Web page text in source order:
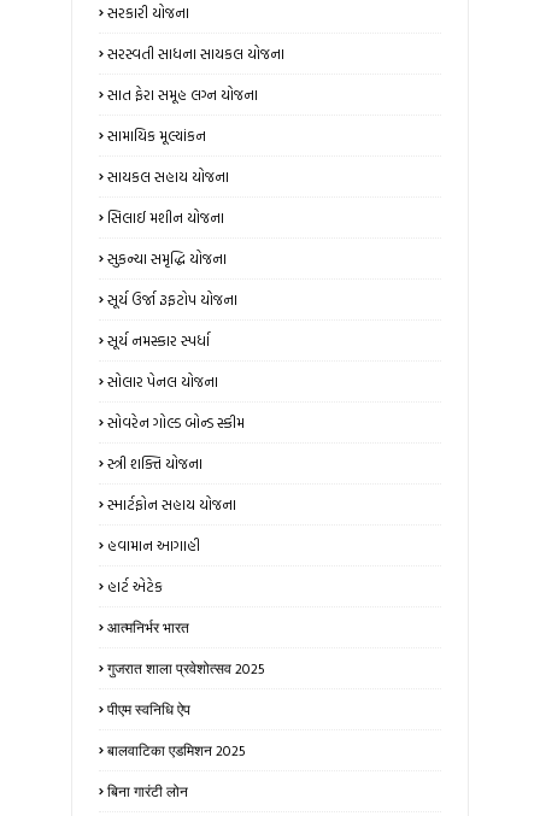
સરકારી યોજના
સરસ્વતી સાધના સાયકલ યોજના
સાત ફેરા સમૂહ લગ્ન યોજના
સામાયિક મૂલ્યાંકન
સાયકલ સહાય યોજના
સિલાઈ મશીન યોજના
સુકન્યા સમૃદ્ધિ યોજના
સૂર્ય ઉર્જા રૂફટોપ યોજના
સૂર્ય નમસ્કાર સ્પર્ધા
સોલાર પેનલ યોજના
સોવરેન ગોલ્ડ બોન્ડ સ્કીમ
સ્ત્રી શક્તિ યોજના
સ્માર્ટફોન સહાય યોજના
હવામાન આગાહી
હાર્ટ એટેક
आत्मनिर्भर भारत
गुजरात शाला प्रवेशोत्सव 2025
पीएम स्वनिधि ऐप
बालवाटिका एडमिशन 2025
बिना गारंटी लोन